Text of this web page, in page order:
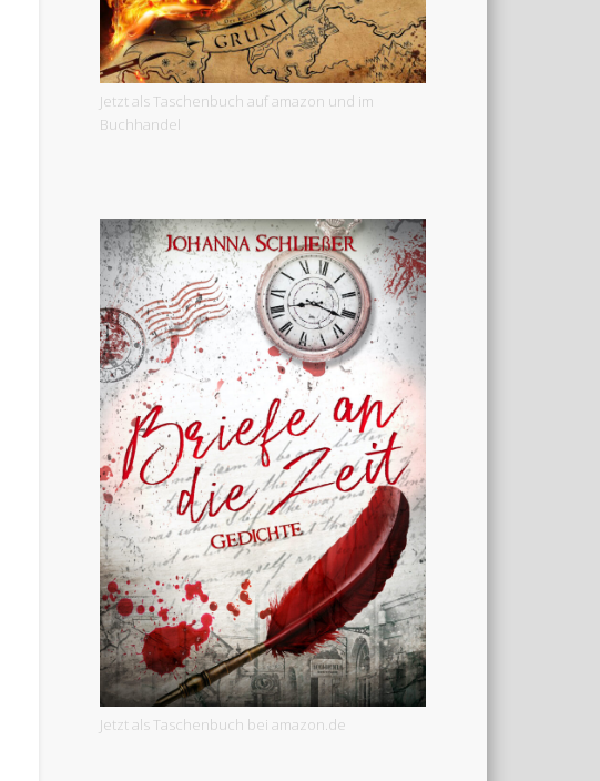
Jetzt als Taschenbuch auf amazon und im
Buchhandel
Jetzt als Taschenbuch bei amazon.de